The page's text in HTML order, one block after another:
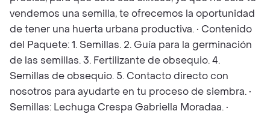
vendemos una semilla, te ofrecemos la oportunidad
de tener una huerta urbana productiva. • Contenido
del Paquete: 1. Semillas. 2. Guía para la germinación
de las semillas. 3. Fertilizante de obsequio. 4.
Semillas de obsequio. 5. Contacto directo con
nosotros para ayudarte en tu proceso de siembra. •
Semillas: Lechuga Crespa Gabriella Moradaa. •